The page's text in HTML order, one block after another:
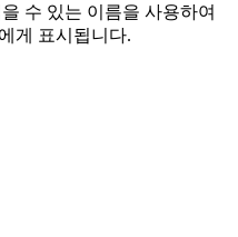
수 있는 이름을 사용하여
게 표시됩니다.